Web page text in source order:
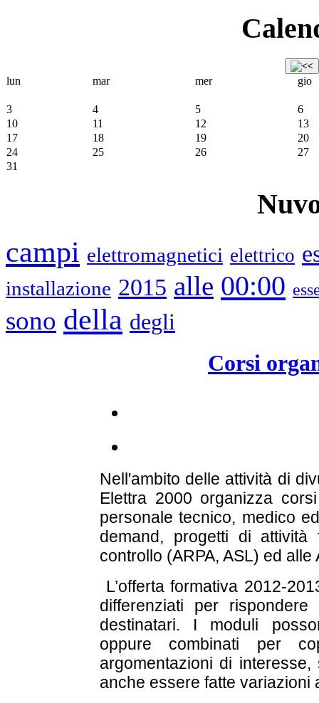
lun
mar mer gio
3 4 5
6
10
11 12
13
17
18 19
20
24
25 26
27
31
campi elettromagnetici elettrico
installazione 2015 alle 00:00
sono della degli
Corsi
Nell'ambito delle attività di
Elettra 2000 organizza
personale tecnico, medico
demand, progetti di
controllo (ARPA, ASL) ed
L’offerta formativa 2012-
differenziati per
destinatari. I moduli
oppure combinati per
argomentazioni di
anche essere fatte variazioni